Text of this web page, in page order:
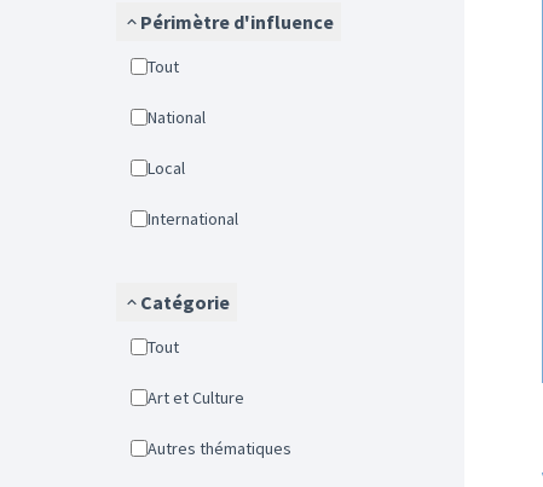
Périmètre d'influence
Tout
National
Local
International
Catégorie
Tout
Art et Culture
Autres thématiques